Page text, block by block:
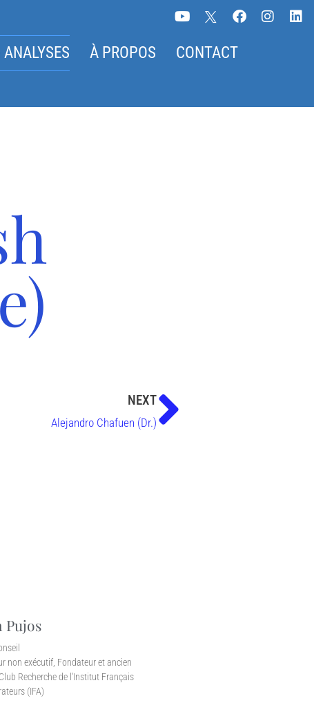
À PROPOS CONTACT
NEXT
Alejandro Chafuen (Dr.)
Pujos
non exécutif, Fondateur et ancien
Recherche de l'Institut Français
(IFA)